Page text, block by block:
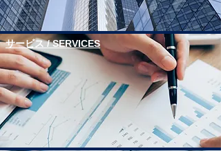
​サービス / SERVICES